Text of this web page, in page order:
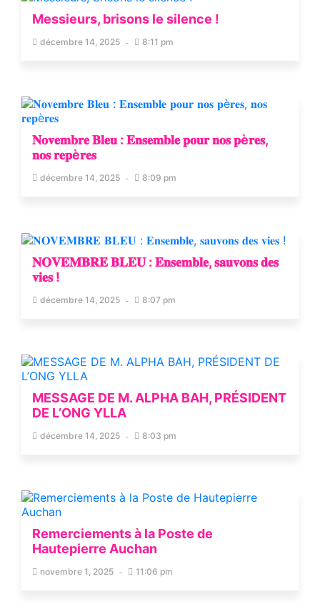
Messieurs, brisons le silence !
décembre 14, 2025 8:11 pm
𝐍𝐨𝐯𝐞𝐦𝐛𝐫𝐞 𝐁𝐥𝐞𝐮 : 𝐄𝐧𝐬𝐞𝐦𝐛𝐥𝐞 𝐩𝐨𝐮𝐫 𝐧𝐨𝐬 𝐩è𝐫𝐞𝐬,
𝐧𝐨𝐬 𝐫𝐞𝐩è𝐫𝐞𝐬
décembre 14, 2025 8:09 pm
𝐍𝐎𝐕𝐄𝐌𝐁𝐑𝐄 𝐁𝐋𝐄𝐔 : 𝐄𝐧𝐬𝐞𝐦𝐛𝐥𝐞, 𝐬𝐚𝐮𝐯𝐨𝐧𝐬 𝐝𝐞𝐬
𝐯𝐢𝐞𝐬 !
décembre 14, 2025 8:07 pm
MESSAGE DE M. ALPHA BAH, PRÉSIDENT
DE L’ONG YLLA
décembre 14, 2025 8:03 pm
Remerciements à la Poste de
Hautepierre Auchan
novembre 1, 2025 11:06 pm